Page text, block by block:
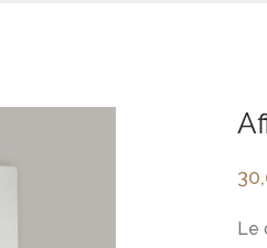
Le